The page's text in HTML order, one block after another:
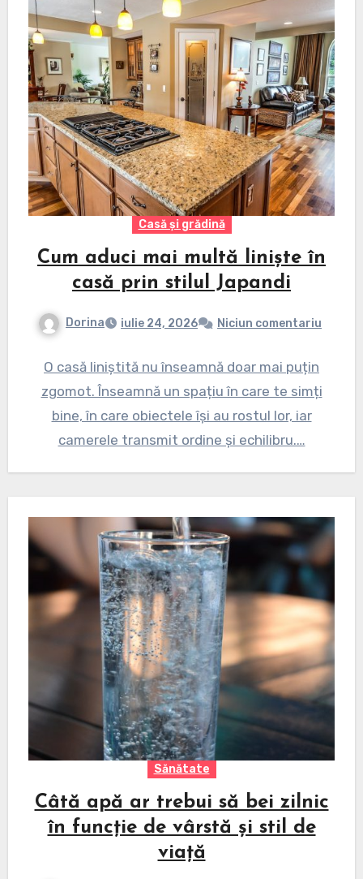
Casă și grădină
Cum aduci mai multă liniște în
casă prin stilul Japandi
Dorina iulie 24, 2026 Niciun comentariu
O casă liniștită nu înseamnă doar mai puțin
zgomot. Înseamnă un spațiu în care te simți
bine, în care obiectele își au rostul lor, iar
camerele transmit ordine și echilibru.…
Sănătate
Câtă apă ar trebui să bei zilnic
în funcție de vârstă și stil de
viață